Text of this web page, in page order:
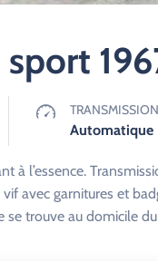
TRANSMISSION
Automatique
à l’essence.
avec garnitures et
se trouve au domicile